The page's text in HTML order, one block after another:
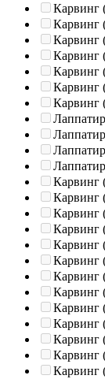
Карвинг
Карвинг
Карвинг
Карвинг
Карвинг
Карвинг
Карвинг
Карвинг
Карвинг
Карвинг
Карвинг
Карвинг
Карвинг
Карвинг
Карвинг
Карвинг
Карвинг
Карвинг
Карвинг
Карвинг